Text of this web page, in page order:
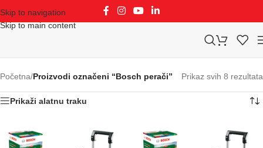
Skip to navigation
Skip to main content
Početna/Proizvodi označeni “Bosch perači” Prikaz svih 8 rezultata
Prikaži alatnu traku